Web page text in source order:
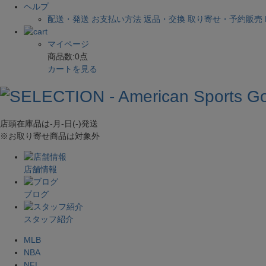
ヘルプ
配送・発送 お支払い方法 返品・交換 取り寄せ・予約販売
マイページ
商品数:0点
カートを見る
店頭在庫品は-月-日(-)発送
※お取り寄せ商品は対象外
店舗情報
ブログ
スタッフ紹介
MLB
NBA